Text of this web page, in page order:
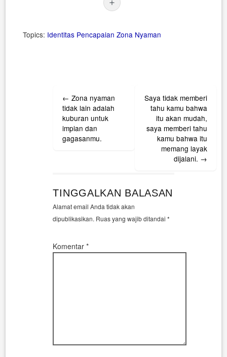
Topics: Identitas Pencapaian Zona Nyaman
navigation
← Zona nyaman
tidak lain adalah
kuburan untuk
impian dan
gagasanmu.
Saya tidak memberi
tahu kamu bahwa
itu akan mudah,
saya memberi tahu
kamu bahwa itu
memang layak
dijalani. →
TINGGALKAN BALASAN
Alamat email Anda tidak akan
dipublikasikan. Ruas yang wajib ditandai*
Komentar*